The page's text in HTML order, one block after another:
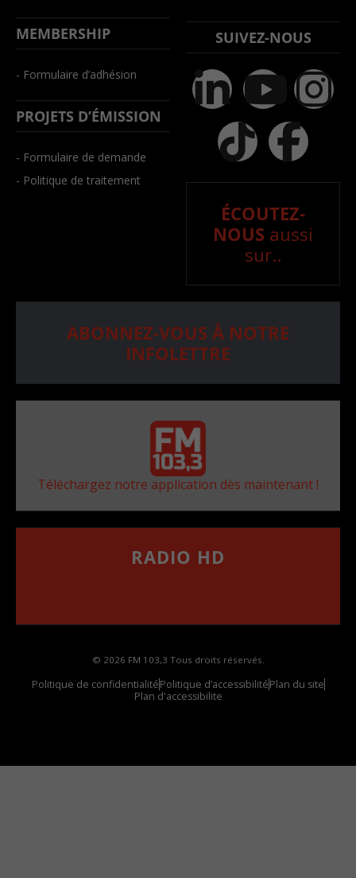
MEMBERSHIP
- Formulaire d’adhésion
PROJETS D’ÉMISSION
- Formulaire de demande
- Politique de traitement
SUIVEZ-NOUS
ÉCOUTEZ-
NOUS aussi
sur..
ABONNEZ-VOUS À NOTRE
INFOLETTRE
Téléchargez notre application dès maintenant !
RADIO HD
© 2026 FM 103,3 Tous droits réservés.
Politique de confidentialitéPolitique d’accessibilitéPlan du site
Plan d'accessibilite